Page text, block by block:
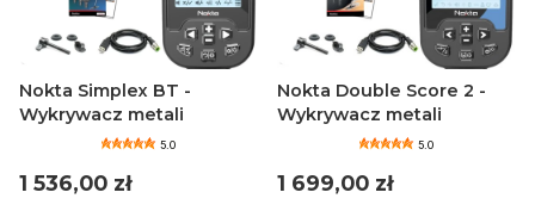
Nokta Simplex BT -
Wykrywacz metali
5.0
Cena
1 536,00 zł
Nokta Double Score 2 -
Wykrywacz metali
5.0
Cena
1 699,00 zł